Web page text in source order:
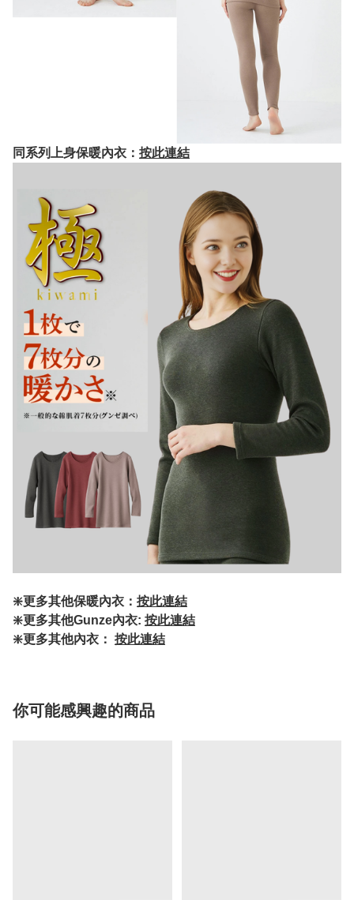
同系列上身保暖內衣： 按此連結
❇️更多其他保暖內衣： 按此連結
❇️更多其他Gunze內衣: 按此連結
❇️更多其他內衣： 按此連結
你可能感興趣的商品